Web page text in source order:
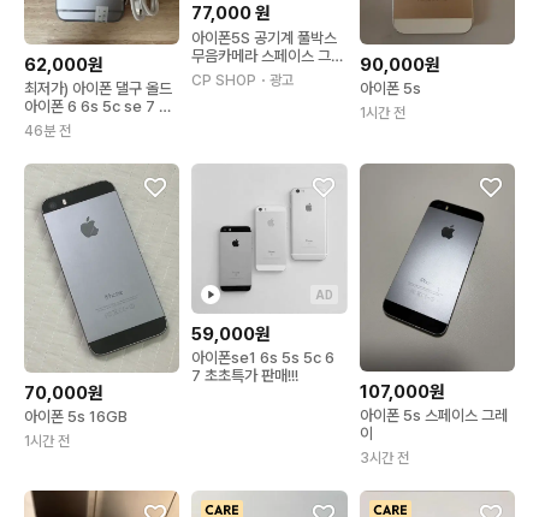
62,000원
최저가) 아이폰 댈구 올드
아이폰 6 6s 5c se 7 5s
판매 기가
46분 전
77,000원
아이폰5S 공기계 풀박스
무음카메라 스페이스 그레
이 16GB 기본베이직
CP SHOP ・광고
90,000원
아이폰 5s
1시간 전
70,000원
아이폰 5s 16GB
1시간 전
AD
59,000원
아이폰se1 6s 5s 5c 6
7 초초특가 판매!!!
107,000원
아이폰 5s 스페이스 그레
이
3시간 전